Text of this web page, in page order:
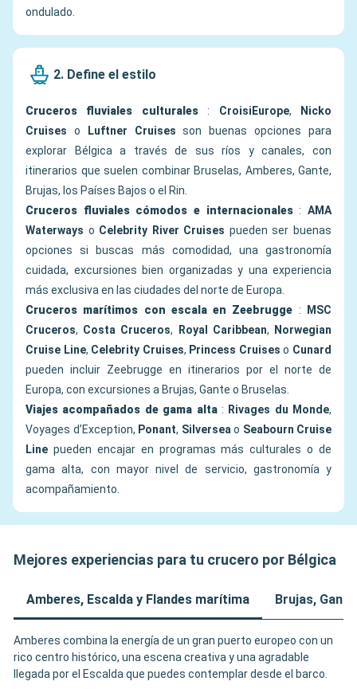
ondulado.
2. Define el estilo
Cruceros fluviales culturales: CroisiEurope,
Nicko
Cruises o Luftner Cruises son buenas opciones para
explorar Bélgica a través de sus ríos y canales, con
itinerarios que suelen combinar Bruselas, Amberes, Gante,
Brujas, los Países Bajos o el Rin.
Cruceros fluviales cómodos e internacionales:AMA
Waterways o Celebrity River Cruises pueden ser buenas
opciones si buscas más comodidad, una gastronomía
cuidada, excursiones bien organizadas y una experiencia
más exclusiva en las ciudades del norte de Europa.
Cruceros marítimos con escala en Zeebrugge :
MSC
Cruceros, Costa Cruceros, Royal Caribbean,
Norwegian
Cruise Line, Celebrity Cruises, Princess Cruises o Cunard
pueden incluir Zeebrugge en itinerarios por el norte de
Europa, con excursiones a Brujas, Gante o Bruselas.
Viajes acompañados de gama alta: Rivages du Monde,
Voyages d’Exception, Ponant, Silverseao Seabourn Cruise
Line pueden encajar en programas más culturales o de
gama alta, con mayor nivel de servicio, gastronomía y
acompañamiento.
Mejores experiencias para tu crucero por Bélgica
Amberes, Escalda y Flandes marítima Brujas,
Amberes combina la energía de un gran puerto europeo con un
rico centro histórico, una escena creativa y una agradable
llegada por el Escalda que puedes contemplar desde el barco.